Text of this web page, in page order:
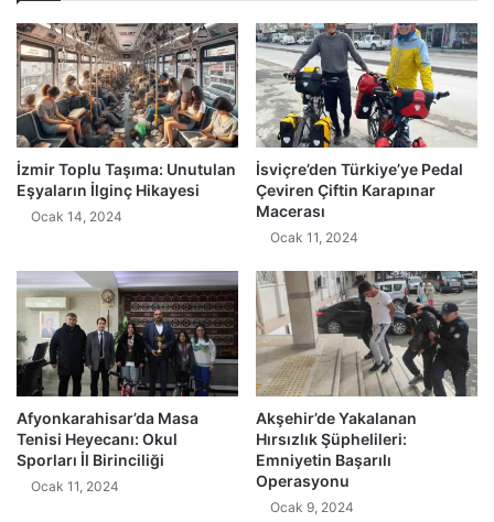
İzmir Toplu Taşıma: Unutulan
Eşyaların İlginç Hikayesi
Ocak 14, 2024
İsviçre’den Türkiye’ye Pedal
Çeviren Çiftin Karapınar
Macerası
Ocak 11, 2024
Afyonkarahisar’da Masa
Tenisi Heyecanı: Okul
Sporları İl Birinciliği
Ocak 11, 2024
Akşehir’de Yakalanan
Hırsızlık Şüphelileri:
Emniyetin Başarılı
Operasyonu
Ocak 9, 2024